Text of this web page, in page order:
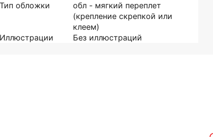
Тип обложки
обл - мягкий переплет
(крепление скрепкой или
клеем)
Иллюстрации
Без иллюстраций